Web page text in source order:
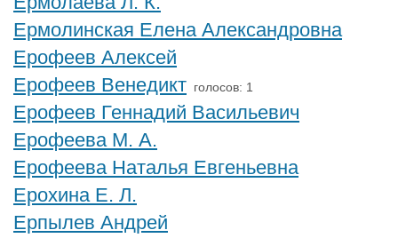
Ермолинская Елена Александровна
Ерофеев Алексей
Ерофеев Венедикт голосов: 1
Ерофеев Геннадий Васильевич
Ерофеева М. А.
Ерофеева Наталья Евгеньевна
Ерохина Е. Л.
Ерпылев Андрей